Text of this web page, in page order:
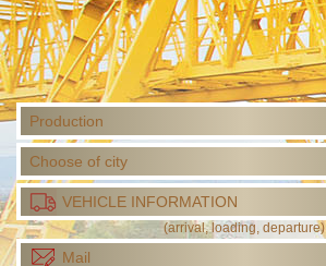
Production
Choose of city
VEHICLE INFORMATION
(arrival, loading, departure)
Mail